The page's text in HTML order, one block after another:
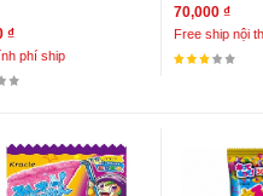
₫
phí ship
70,000 ₫
Free ship nội